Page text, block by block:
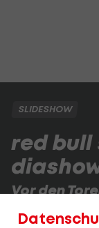
SLIDESHOW
red bull
Vor den
Red Bull